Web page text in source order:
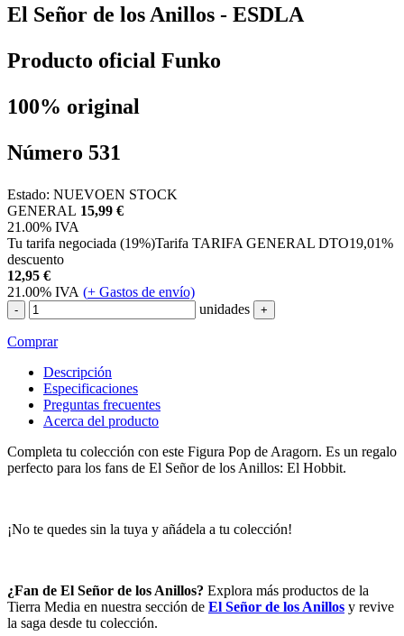
El Señor de los Anillos - ESDLA
Producto oficial Funko
100% original
Número 531
Estado: NUEVOEN STOCK
GENERAL 15,99 €
21.00% IVA
Tu tarifa negociada (19%)Tarifa TARIFA GENERAL DTO19,01%
descuento
12,95 €
21.00% IVA (+ Gastos de envío)
- unidades +
Comprar
Descripción
Especificaciones
Preguntas frecuentes
Acerca del producto
Completa tu colección con este Figura Pop de Aragorn. Es un regalo
perfecto para los fans de El Señor de los Anillos: El Hobbit.
¡No te quedes sin la tuya y añádela a tu colección!
¿Fan de El Señor de los Anillos? Explora más productos de la
Tierra Media en nuestra sección de El Señor de los Anillos y revive
la saga desde tu colección.